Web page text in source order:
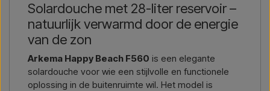
Geef eenvoudig aan in welk artikel u geïnteresseerd bent
(artikelnummer of link naar het artikel), en waar het
gefactureerd en geleverd moet worden, dan ontvangt u een
offerte.
Contact via mail → Bel ons →
Solardouche met 28-liter reservoir –
natuurlijk verwarmd door de energie
van de zon
Arkema Happy Beach F560 is een elegante
solardouche voor wie een stijlvolle en functionele
oplossing in de buitenruimte wil. Het model is